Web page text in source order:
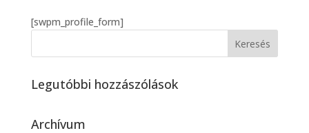
[swpm_profile_form]
Legutóbbi hozzászólások
Archívum